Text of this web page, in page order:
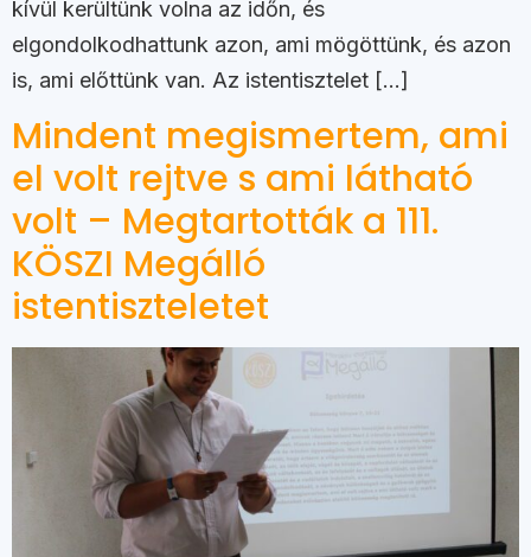
kívül kerültünk volna az időn, és
elgondolkodhattunk azon, ami mögöttünk, és azon
is, ami előttünk van. Az istentisztelet […]
Mindent megismertem, ami
el volt rejtve s ami látható
volt – Megtartották a 111.
KÖSZI Megálló
istentiszteletet